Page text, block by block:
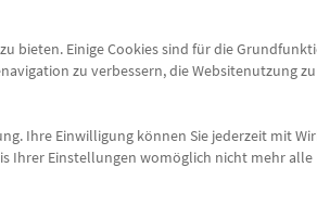
Lieferzeit 3-5 Werktage
Versandkostenfrei
bieten. Einige Cookies sind für die
zu verbessern, die Websitenutzung zu
Ihre Einwilligung können Sie jederzeit mit
Ihrer Einstellungen womöglich nicht mehr alle